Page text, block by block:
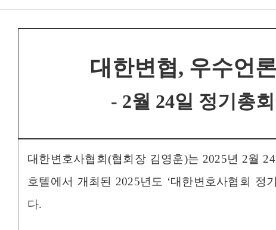
대한변협, 우수언
- 2월 24일 정기총
대한변호사협회(협회장 김영훈)는 2025년 2월
호텔에서 개최된 2025년도 ‘대한변호사협회 정
다.